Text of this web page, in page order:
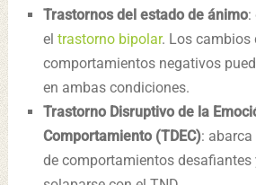
Trastornos del estado de ánimo:
el trastorno bipolar. Los cambios
comportamientos negativos
en ambas condiciones.
Trastorno Disruptivo de la
Comportamiento (TDEC):
de comportamientos desafiantes